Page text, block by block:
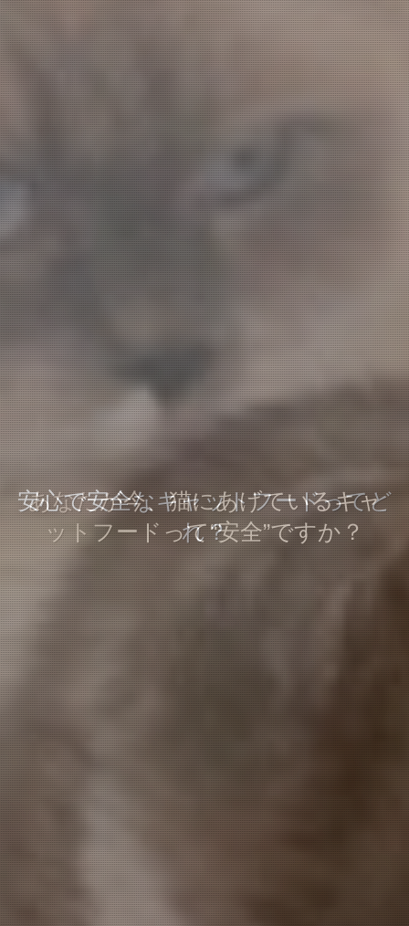
キャットフードはどうやって選ぶ
の？
あなたが今、猫にあげているキャ
ットフードって“安全”ですか？
安心で安全なキャットフードってど
れ？